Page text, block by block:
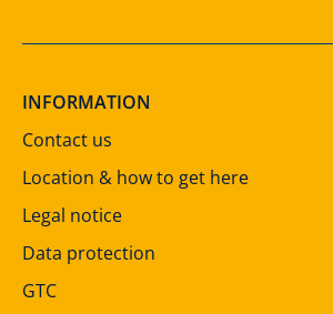
INFORMATION
Contact us
Location & how to get here
Legal notice
Data protection
GTC